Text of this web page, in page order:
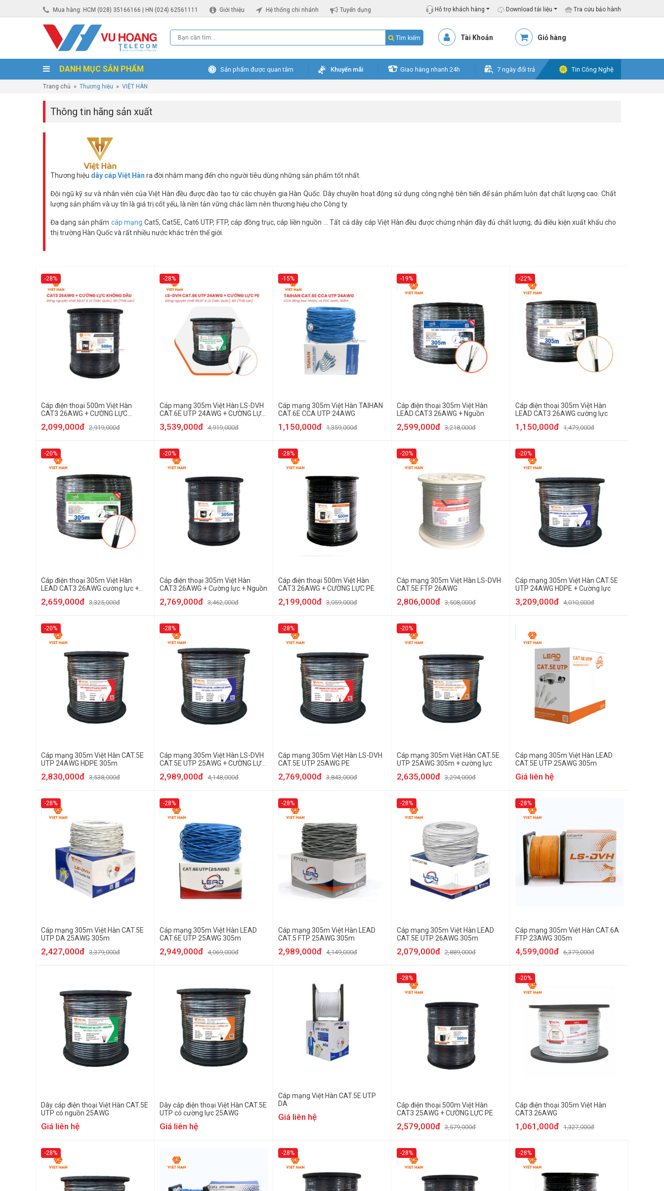
Mua hàng: HCM (028) 35166166 | HN (024) 62561111 Giới thiệu Hệ thống chi nhánh Tuyển dụng Hỗ trợ khách hàng Download tài liệu Tra cứu bảo hành
Tìm kiếm Tài Khoản Giỏ hàng
DANH MỤC SẢN PHẨM Sản phẩm được quan tâm Khuyến mãi Giao hàng nhanh 24h 7 ngày đổi trả Tin Công Nghệ
Trang chủ » Thương hiệu » VIỆT HÀN
Thông tin hãng sản xuất
Thương hiệu dây cáp Việt Hàn ra đời nhằm mang đến cho người tiêu dùng những sản phẩm tốt nhất.
Đội ngũ kỹ sư và nhân viên của Việt Hàn đều được đào tạo từ các chuyên gia Hàn Quốc. Dây chuyền hoạt động sử dụng công nghệ tiên tiến để sản phẩm luôn đạt chất lượng cao. Chất
lượng sản phẩm và uy tín là giá trị cốt yếu, là nền tản vững chắc làm nên thương hiệu cho Công ty.
Đa dạng sản phẩm cáp mạng Cat5, Cat5E, Cat6 UTP, FTP, cáp đồng trục, cáp liền nguồn … Tất cả dây cáp Việt Hàn đều được chứng nhận đầy đủ chất lượng, đủ điều kiện xuất khẩu cho
thị trường Hàn Quốc và rất nhiều nước khác trên thế giới.
-28%
Cáp điện thoại 500m Việt Hàn
CAT3 26AWG + CƯỜNG LỰC
2,099,000đ 2,919,000đ
-28%
Cáp mạng 305m Việt Hàn LS-DVH
CAT.6E UTP 24AWG + CƯỜNG LỰC
3,539,000đ 4,919,000đ
-15%
Cáp mạng 305m Việt Hàn TAIHAN
CAT.6E CCA UTP 24AWG
1,150,000đ 1,359,000đ
-19%
Cáp điện thoại 305m Việt Hàn
LEAD CAT3 26AWG + Nguồn
2,599,000đ 3,218,000đ
-22%
Cáp điện thoại 305m Việt Hàn
LEAD CAT3 26AWG cường lực
1,150,000đ 1,479,000đ
-20%
Cáp điện thoại 305m Việt Hàn
LEAD CAT3 26AWG cường lực +
2,659,000đ 3,325,000đ
-20%
Cáp điện thoại 305m Việt Hàn
CAT3 26AWG + Cường lực + Nguồn
2,769,000đ 3,462,000đ
-28%
Cáp điện thoại 500m Việt Hàn
CAT3 26AWG + CƯỜNG LỰC PE
2,199,000đ 3,059,000đ
-20%
Cáp mạng 305m Việt Hàn LS-DVH
CAT.5E FTP 26AWG
2,806,000đ 3,508,000đ
-20%
Cáp mạng 305m Việt Hàn CAT.5E
UTP 24AWG HDPE + Cường lực
3,209,000đ 4,010,000đ
-20%
Cáp mạng 305m Việt Hàn CAT.5E
UTP 24AWG HDPE 305m
2,830,000đ 3,538,000đ
-28%
Cáp mạng 305m Việt Hàn LS-DVH
CAT.5E UTP 25AWG + CƯỜNG LỰC
2,989,000đ 4,148,000đ
-28%
Cáp mạng 305m Việt Hàn LS-DVH
CAT.5E UTP 25AWG PE
2,769,000đ 3,843,000đ
-20%
Cáp mạng 305m Việt Hàn CAT.5E
UTP 25AWG 305m + cường lực
2,635,000đ 3,294,000đ
Cáp mạng 305m Việt Hàn LEAD
CAT.5E UTP 25AWG 305m
Giá liên hệ
-28%
Cáp mạng 305m Việt Hàn CAT.5E
UTP DA 25AWG 305m
2,427,000đ 3,379,000đ
-28%
Cáp mạng 305m Việt Hàn LEAD
CAT.6E UTP 25AWG 305m
2,949,000đ 4,069,000đ
-28%
Cáp mạng 305m Việt Hàn LEAD
CAT.5 FTP 25AWG 305m
2,989,000đ 4,149,000đ
-28%
Cáp mạng 305m Việt Hàn LEAD
CAT.5E UTP 26AWG 305m
2,079,000đ 2,889,000đ
-28%
Cáp mạng 305m Việt Hàn CAT.6A
FTP 23AWG 305m
4,599,000đ 6,379,000đ
Dây cáp điện thoại Việt Hàn CAT.5E
UTP có nguồn 25AWG
Giá liên hệ
Dây cáp điện thoại Việt Hàn CAT.5E
UTP có cường lực 25AWG
Giá liên hệ
Cáp mạng Việt Hàn CAT.5E UTP
DA
Giá liên hệ
-28%
Cáp điện thoại 500m Việt Hàn
CAT3 25AWG + CƯỜNG LỰC PE
2,579,000đ 3,579,000đ
-20%
Cáp điện thoại 305m Việt Hàn
CAT3 26AWG
1,061,000đ 1,327,000đ
-28% -28% -28% -28%